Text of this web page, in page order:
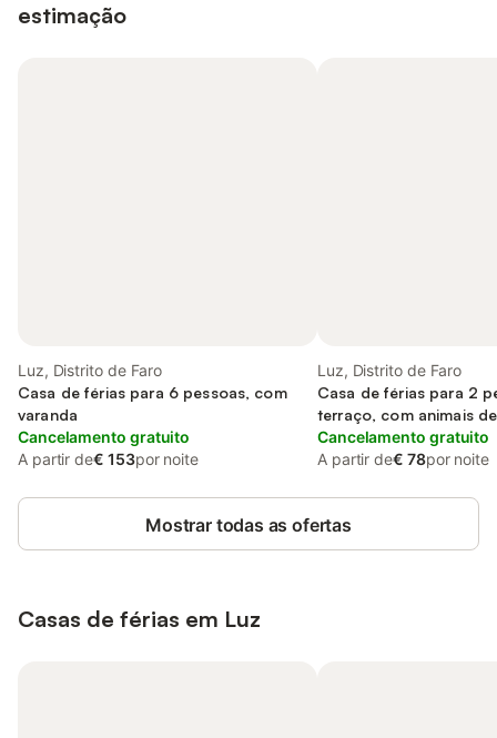
estimação
Luz, Distrito de Faro
Casa de férias para 6 pessoas, com
varanda
Cancelamento gratuito
A partir de€ 153por noite
Luz, Distrito de Faro
Casa de férias para 2
terraço, com animais
Cancelamento gratuito
A partir de€ 78por noite
Mostrar todas as ofertas
Casas de férias em Luz